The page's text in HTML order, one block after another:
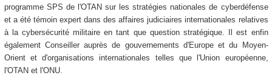
programme SPS de l'OTAN sur les stratégies nationales de cyberdéfense
et a été témoin expert dans des affaires judiciaires internationales relatives
à la cybersécurité militaire en tant que question stratégique. Il est enfin
également Conseiller auprès de gouvernements d'Europe et du Moyen-
Orient et d'organisations internationales telles que l'Union européenne,
l'OTAN et l'ONU.